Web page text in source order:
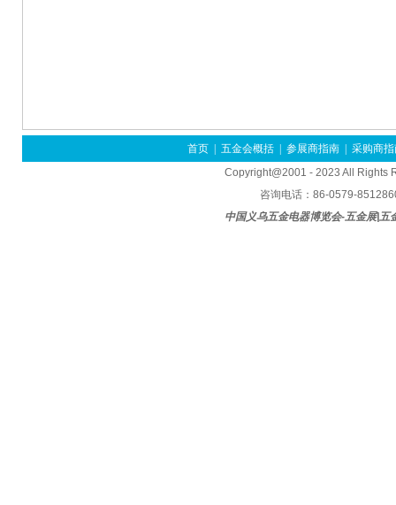
首页 五金会概括 参展商指南
采购商
Copyright@2001 - 2023 All Rights
咨询电话：86-0579-
中国义乌五金电器博览会-五金展|五